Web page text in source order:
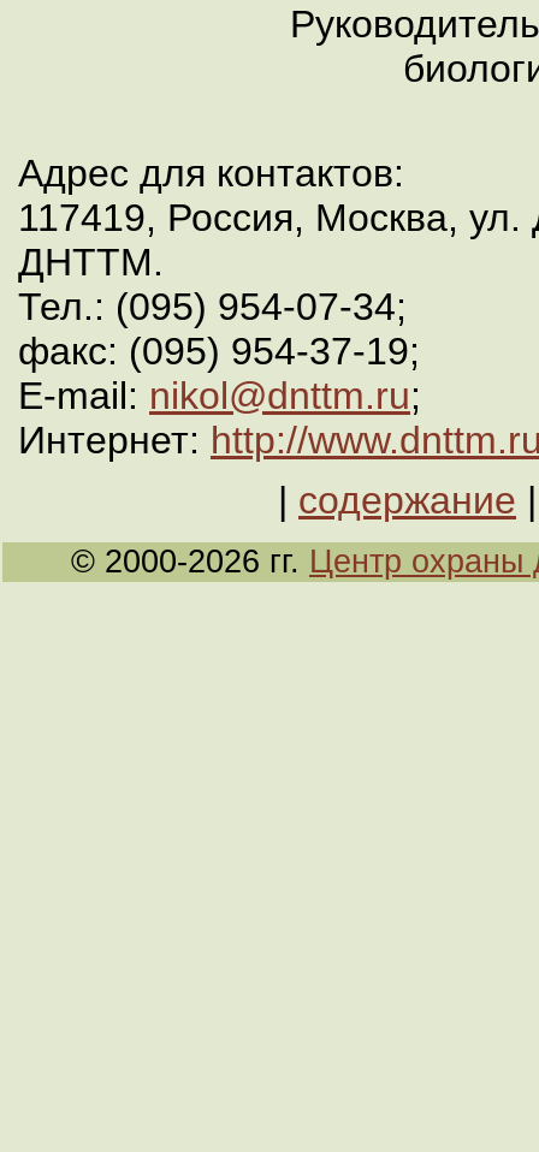
Адрес для контактов:
117419, Россия, Москва, ул.
ДНТТМ.
Тел.: (095) 954-07-34;
факс: (095) 954-37-19;
E-mail: nikol@dnttm.ru;
Интернет: http://
| содержание
© 2000-2026 гг. Центр охраны